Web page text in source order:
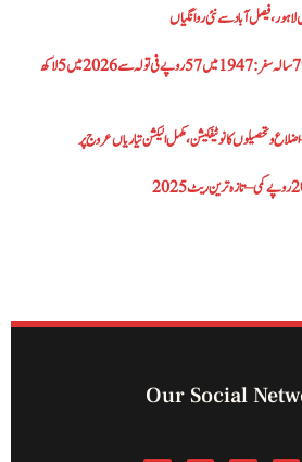
لاہور، فیصل آباد سے نئی روانگیاں
پاکستان میں سونے کی قیمت کا 79 سالہ سفر: 1947 میں 57 روپے فی تولہ سے 2026 میں 5 لاکھ
Our Social